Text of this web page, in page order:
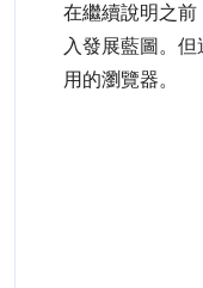
在繼續說明之
入發展藍圖。
用的瀏覽器。